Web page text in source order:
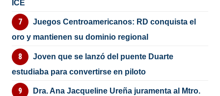
ICE
Juegos Centroamericanos: RD conquista el
oro y mantienen su dominio regional
Joven que se lanzó del puente Duarte
estudiaba para convertirse en piloto
Dra. Ana Jacqueline Ureña juramenta al Mtro.